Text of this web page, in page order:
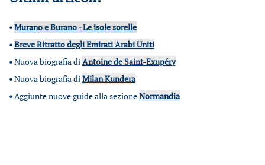
•Murano e Burano - Le isole sorelle
•Breve Ritratto degli Emirati Arabi Uniti
•Nuova biografia diAntoine de Saint-Exupéry
•Nuova biografia diMilan Kundera
•Aggiunte nuove guide alla sezioneNormandia